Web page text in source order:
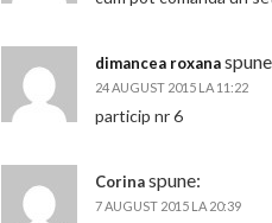
dimancea roxana
24 AUGUST 2015 LA 11:22
particip nr 6
Corinaspune:
7 AUGUST 2015 LA 20:39